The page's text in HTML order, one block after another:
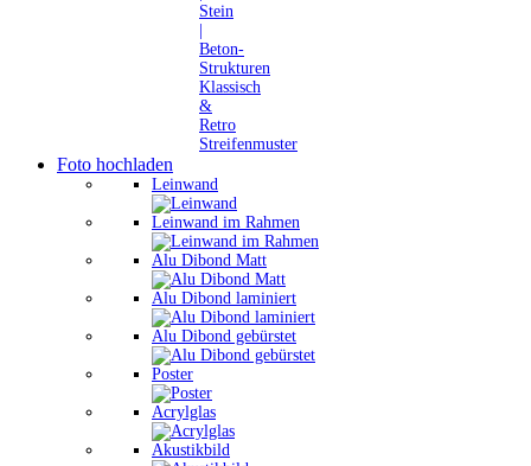
Stein
Beton-
Strukturen
Klassisch
&
Retro
Streifenmuster
Foto hochladen
Leinwand
Leinwand im Rahmen
Alu Dibond Matt
Alu Dibond laminiert
Alu Dibond gebürstet
Poster
Acrylglas
Akustikbild